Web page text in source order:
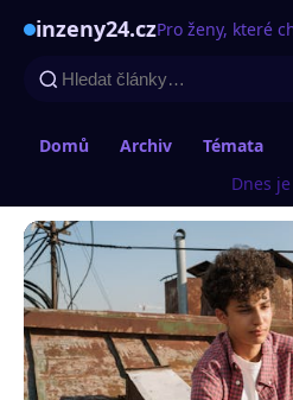
inzeny24.czPro ženy, které
Domů Archiv Témata
Dnes